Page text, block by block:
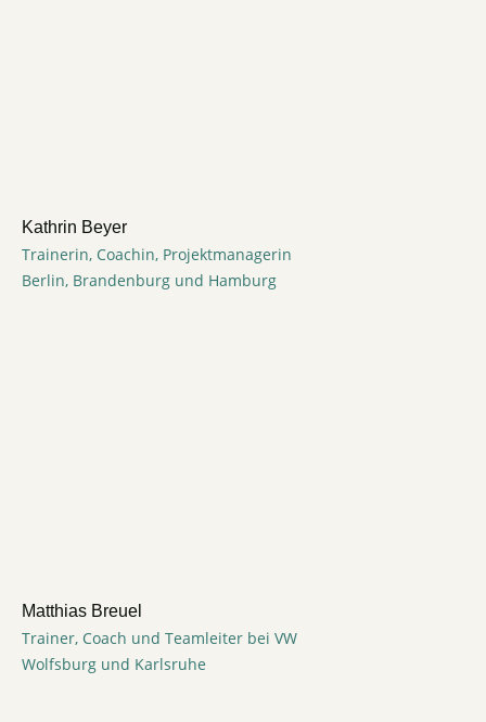
Kathrin Beyer
Trainerin, Coachin, Projektmanagerin
Berlin, Brandenburg und Hamburg
Matthias Breuel
Trainer, Coach und Teamleiter bei VW
Wolfsburg und Karlsruhe